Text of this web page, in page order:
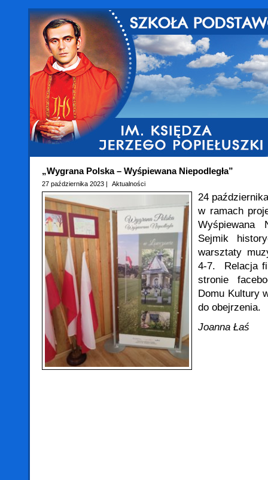
„Wygrana Polska – Wyśpiewana Niepodległa”
27 października 2023 | Aktualności
24
w ramach
Wyśpiewana
Sejmik
warsztaty
4-7. Relacja
stronie
Domu Kultury
do obejrzenia.
Joanna Łaś